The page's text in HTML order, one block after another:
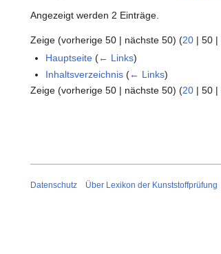
Angezeigt werden 2 Einträge.
Zeige (vorherige 50 | nächste 50) (20 | 50 |
Hauptseite (← Links)
Inhaltsverzeichnis (← Links)
Zeige (vorherige 50 | nächste 50) (20 | 50 |
Datenschutz Über Lexikon der Kunststoffprüfung